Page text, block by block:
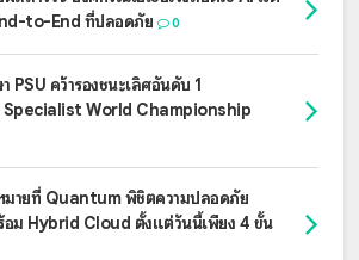
to-End ที่ปลอดภัย
0
PSU คว้ารองชนะเลิศอันดับ 1
World Championship
ายที่ Quantum พิชิตความปลอดภัย
อม Hybrid Cloud ตั้งแต่วันนี้เพียง 4 ขั้น